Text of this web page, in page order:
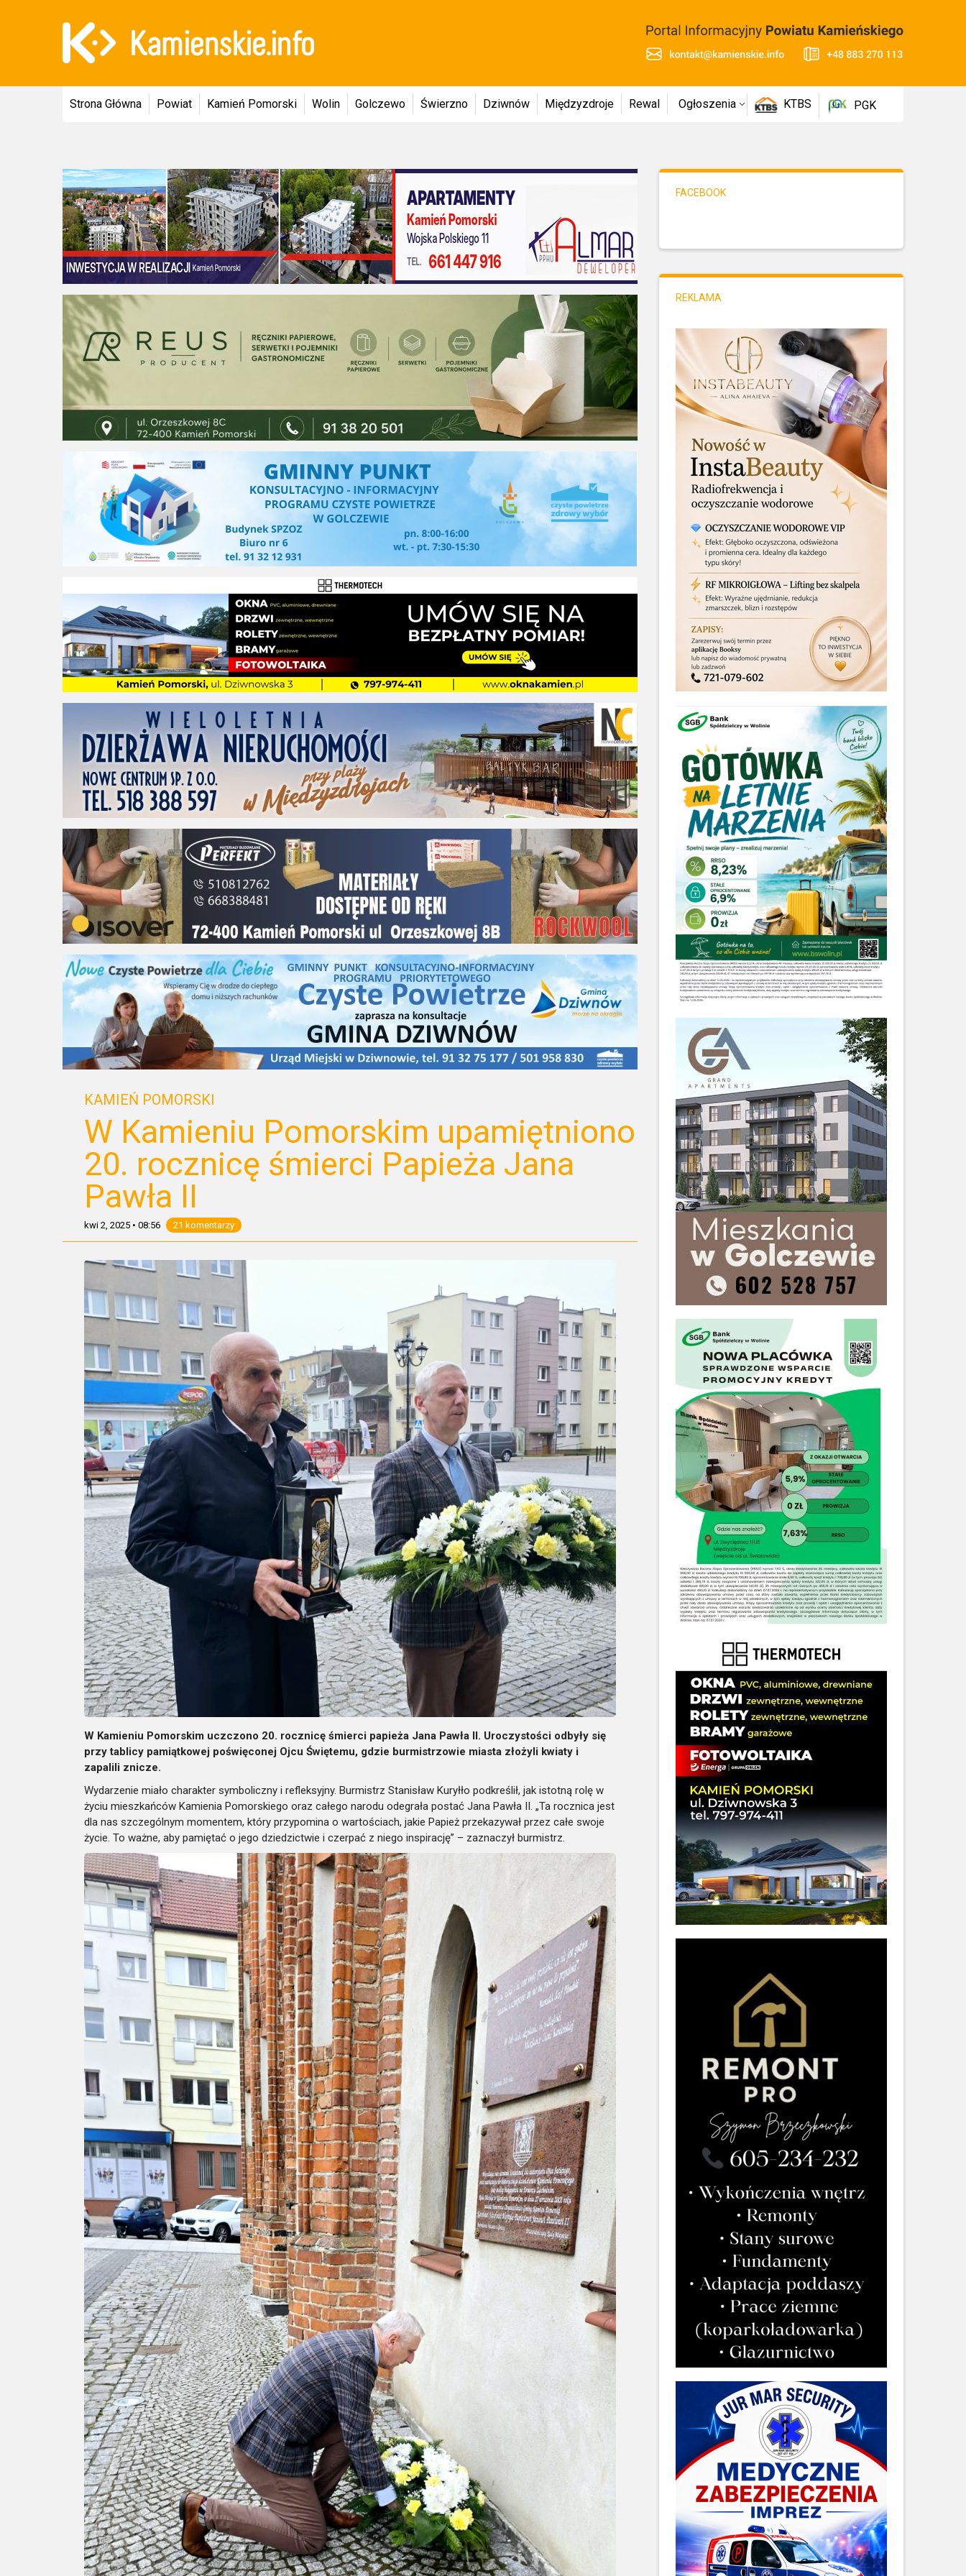
Strona Główna Powiat Kamień Pomorski Wolin Golczewo Świerzno Dziwnów Międzyzdroje Rewal Ogłoszenia KTBS PGK
KAMIEŃ POMORSKI
W Kamieniu Pomorskim upamiętniono
20. rocznicę śmierci Papieża Jana
Pawła II
kwi 2, 2025 • 08:56 21 komentarzy
W Kamieniu Pomorskim uczczono 20. rocznicę śmierci papieża Jana Pawła II. Uroczystości odbyły się
przy tablicy pamiątkowej poświęconej Ojcu Świętemu, gdzie burmistrzowie miasta złożyli kwiaty i
zapalili znicze.
Wydarzenie miało charakter symboliczny i refleksyjny. Burmistrz Stanisław Kuryłło podkreślił, jak istotną rolę w
życiu mieszkańców Kamienia Pomorskiego oraz całego narodu odegrała postać Jana Pawła II. „Ta rocznica jest
dla nas szczególnym momentem, który przypomina o wartościach, jakie Papież przekazywał przez całe swoje
życie. To ważne, aby pamiętać o jego dziedzictwie i czerpać z niego inspirację” – zaznaczył burmistrz.
FACEBOOK
REKLAMA